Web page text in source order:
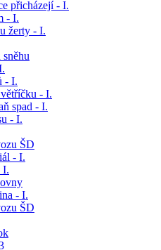
přicházejí - I.
- I.
žerty - I.
- I.
- I.
spad - I.
- I.
ŠD
- I.
I.
- I.
ŠD